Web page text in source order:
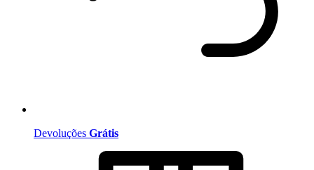
Devoluções Grátis